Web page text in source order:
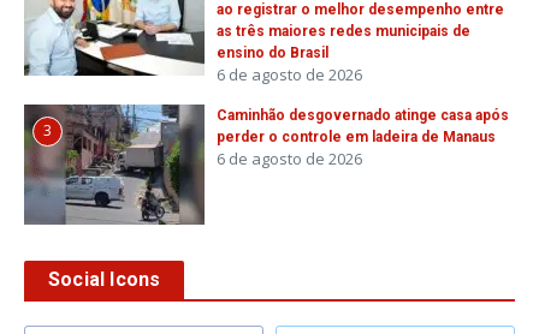
ao registrar o melhor desempenho entre
as três maiores redes municipais de
ensino do Brasil
6 de agosto de 2026
3
Caminhão desgovernado atinge casa após
perder o controle em ladeira de Manaus
6 de agosto de 2026
Social Icons